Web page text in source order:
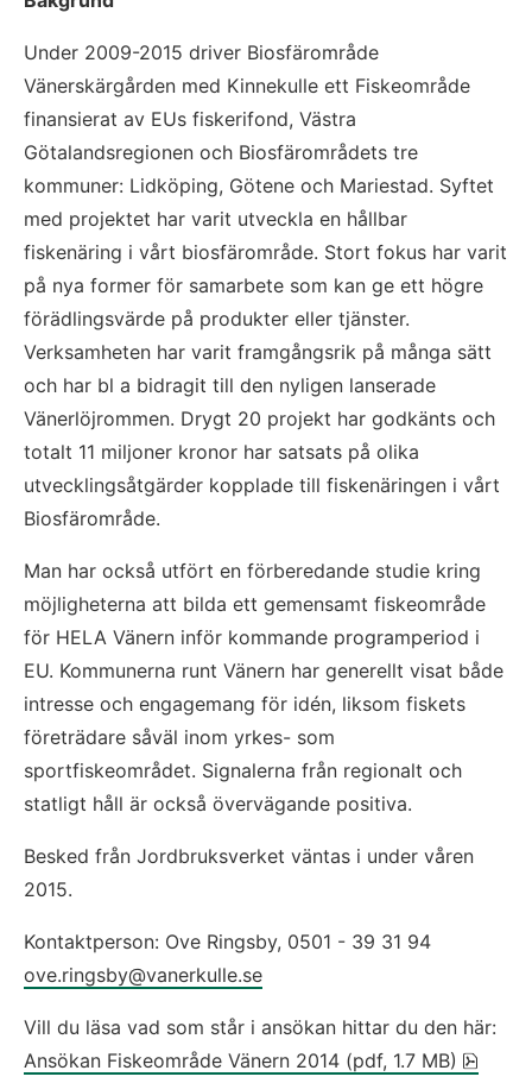
Under 2009-2015 driver Biosfärområde
Vänerskärgården med Kinnekulle ett Fiskeområde
finansierat av EUs fiskerifond, Västra
Götalandsregionen och Biosfärområdets tre
kommuner: Lidköping, Götene och Mariestad. Syftet
med projektet har varit utveckla en hållbar
fiskenäring i vårt biosfärområde. Stort fokus har varit
på nya former för samarbete som kan ge ett högre
förädlingsvärde på produkter eller tjänster.
Verksamheten har varit framgångsrik på många sätt
och har bl a bidragit till den nyligen lanserade
Vänerlöjrommen. Drygt 20 projekt har godkänts och
totalt 11 miljoner kronor har satsats på olika
utvecklingsåtgärder kopplade till fiskenäringen i vårt
Biosfärområde.
Man har också utfört en förberedande studie kring
möjligheterna att bilda ett gemensamt fiskeområde
för HELA Vänern inför kommande programperiod i
EU. Kommunerna runt Vänern har generellt visat både
intresse och engagemang för idén, liksom fiskets
företrädare såväl inom yrkes- som
sportfiskeområdet. Signalerna från regionalt och
statligt håll är också övervägande positiva.
Besked från Jordbruksverket väntas i under våren
2015.
ove.ringsby@vanerkulle.se
Ansökan Fiskeområde Vänern 2014 (pdf, 1.7 MB)